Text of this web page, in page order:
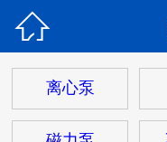

离心泵